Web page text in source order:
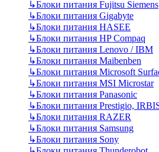
↳Блоки питания Fujitsu Siemens
↳Блоки питания Gigabyte
↳Блоки питания HASEE
↳Блоки питания HP Compaq
↳Блоки питания Lenovo / IBM
↳Блоки питания Maibenben
↳Блоки питания Microsoft
↳Блоки питания MSI Microstar
↳Блоки питания Panasonic
↳Блоки питания Prestigio,
↳Блоки питания RAZER
↳Блоки питания Samsung
↳Блоки питания Sony